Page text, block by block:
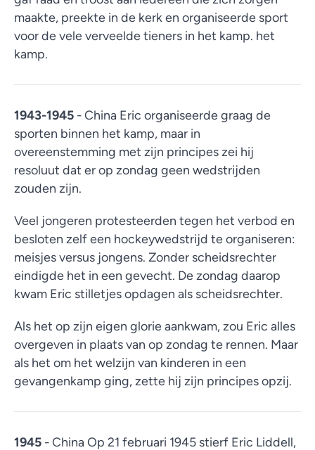
maakte, preekte in de kerk en organiseerde sport
voor de vele verveelde tieners in het kamp. het
kamp.
1943-1945 - China Eric organiseerde graag de
sporten binnen het kamp, maar in
overeenstemming met zijn principes zei hij
resoluut dat er op zondag geen wedstrijden
zouden zijn.
Veel jongeren protesteerden tegen het verbod en
besloten zelf een hockeywedstrijd te organiseren:
meisjes versus jongens. Zonder scheidsrechter
eindigde het in een gevecht. De zondag daarop
kwam Eric stilletjes opdagen als scheidsrechter.
Als het op zijn eigen glorie aankwam, zou Eric alles
overgeven in plaats van op zondag te rennen. Maar
als het om het welzijn van kinderen in een
gevangenkamp ging, zette hij zijn principes opzij.
1945 - China Op 21 februari 1945 stierf Eric Liddell,